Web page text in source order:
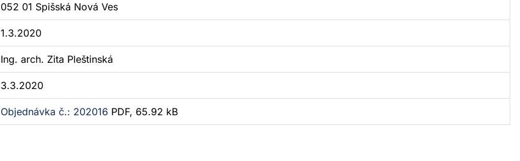
052 01 Spišská Nová Ves
1.3.2020
Ing. arch. Zita Pleštinská
3.3.2020
Objednávka č.: 202016 PDF, 65.92 kB